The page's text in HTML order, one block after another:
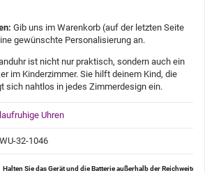
Gib uns im Warenkorb (auf der letzten Seite
gewünschte Personalisierung an.
ist nicht nur praktisch, sondern auch ein
im Kinderzimmer. Sie hilft deinem Kind, die
sich nahtlos in jedes Zimmerdesign ein.
laufruhige Uhren
WU-32-1046
Halten Sie das Gerät und die Batterie außerhalb der Reichweite